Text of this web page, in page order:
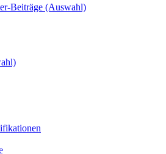
Beiträge (Auswahl)